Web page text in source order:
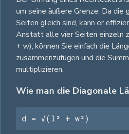
um seine äußere Grenze. Da die
Seiten gleich sind, kann er
Anstatt alle vier Seiten einzeln
+ w), können Sie einfach die
zusammenzufügen und die
multiplizieren.
Wie man die Diagonale
d = √(l² + w²)